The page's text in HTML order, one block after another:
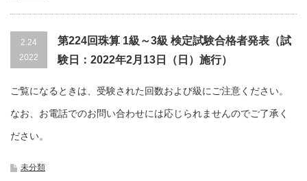
2.24
2022
第224回珠算 1級～3級 検定試験合格者発表（試
験日：2022年2月13日（日）施行）
ご覧になるときは、受験された回数および級にご注意ください。
なお、お電話でのお問い合わせには応じられませんのでご了承く
ださい。
未分類